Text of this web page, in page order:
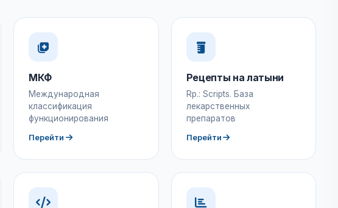
МКФ
Международная
классификация
функционирования
Перейти
Рецепты на латыни
Rp.: Scripts. База
лекарственных
препаратов
Перейти